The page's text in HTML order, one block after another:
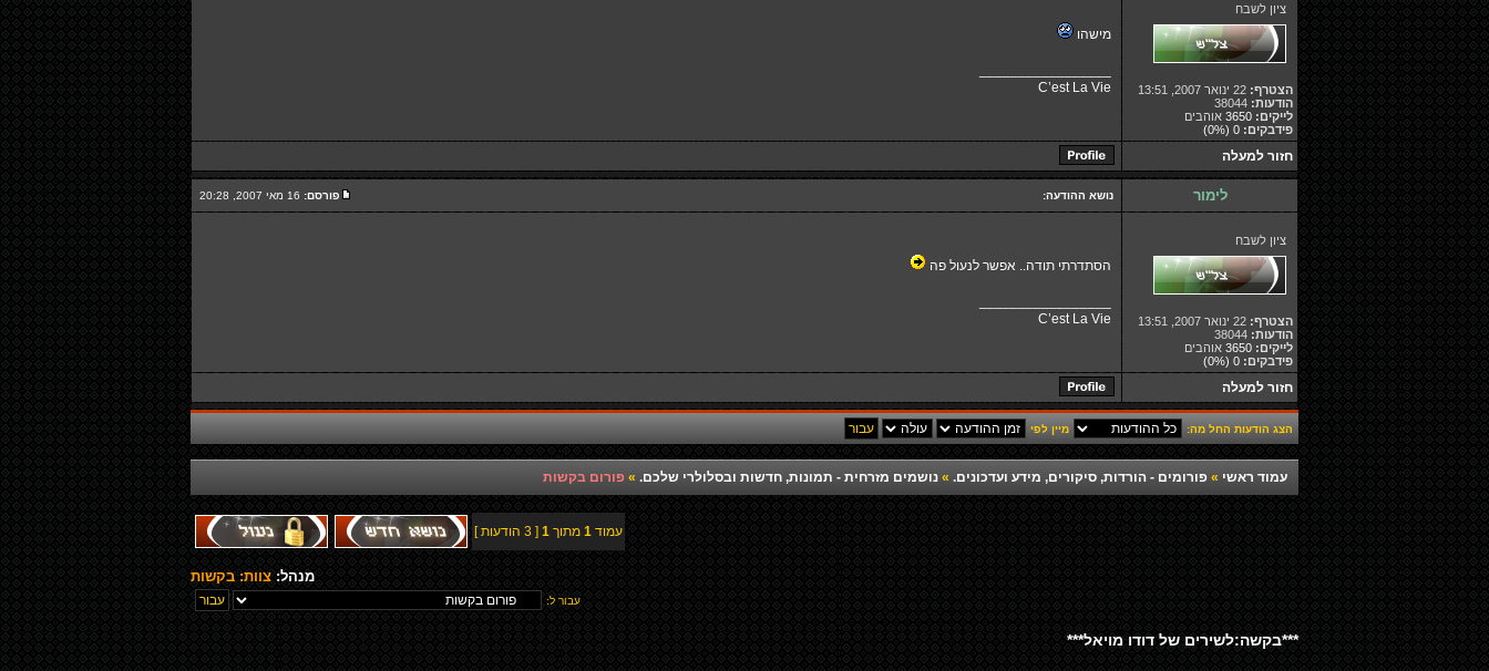
ציון לשבח
הצטרף:
הודעות:
לייקים: 3650 אוהבים
פידבקים: 0
(0%)
מישהו
C’est La Vie
חזור למעלה
לימור נושא ההודעה: פורסם:
ציון לשבח
הצטרף:
הודעות:
לייקים: 3650 אוהבים
פידבקים: 0
(0%)
הסתדרתי תודה.. אפשר לנעול פה
C’est La Vie
חזור למעלה
הצג הודעות החל מה: מיין לפי
עמוד ראשי » פורומים - הורדות, סיקורים, מידע ועדכונים. » נושמים מזרחית - תמונות, חדשות ובסלולרי שלכם. » פורום בקשות
עמוד 1 מתוך 1 [ 3 הודעות ]
מנהל: צוות: בקשות
עבור ל:
***בקשה:לשירים של דודו מויאל***